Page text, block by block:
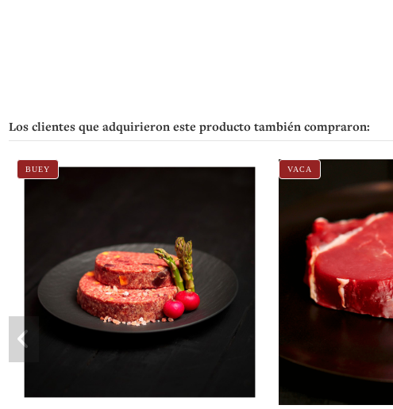
Los clientes que adquirieron este producto también compraron:
BUEY VACA